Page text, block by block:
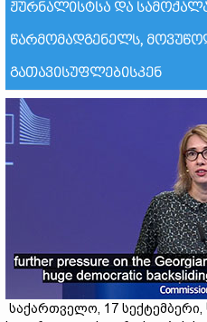
ᲟᲣᲠᲜᲐᲚᲘᲡᲢᲡᲐ ᲓᲐ
ᲬᲐᲠᲛᲝᲛᲐᲓᲒᲔᲜᲔᲚᲡ,
ᲒᲐᲗᲐᲕᲘᲡᲣᲤᲚᲔᲑᲘᲡᲙᲔᲜ
საქართველო, 17 სექტემბერი,